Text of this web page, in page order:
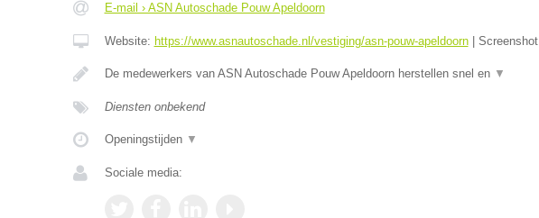
E-mail › ASN Autoschade Pouw Apeldoorn
Website: https://www.asnautoschade.nl/vestiging/asn-pouw-apeldoorn| Screenshot
De medewerkers van ASN Autoschade Pouw Apeldoorn herstellen snel en ▼
Diensten onbekend
Openingstijden ▼
Sociale media: